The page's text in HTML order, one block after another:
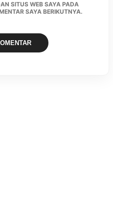
SITUS WEB SAYA PADA
SAYA BERIKUTNYA.